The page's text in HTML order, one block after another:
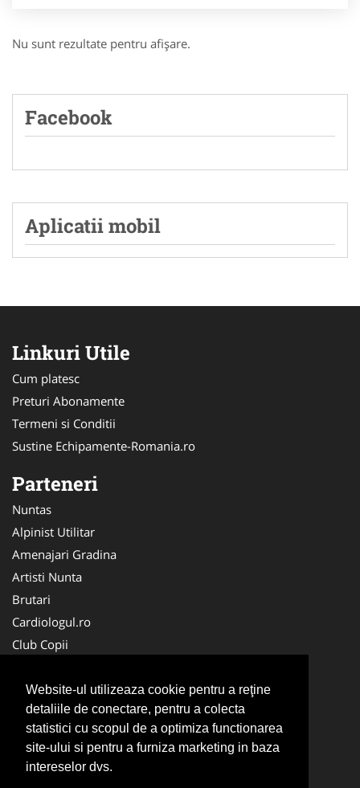
Website-ul utilizeaza cookie pentru a reţine
detaliile de conectare, pentru a colecta
statistici cu scopul de a optimiza functionarea
site-ului si pentru a furniza marketing in baza
intereselor dvs.
Nu sunt rezultate pentru afişare.
Facebook
Aplicatii mobil
Linkuri Utile
Cum platesc
Preturi Abonamente
Termeni si Conditii
Sustine Echipamente-Romania.ro
Parteneri
Nuntas
Alpinist Utilitar
Amenajari Gradina
Artisti Nunta
Brutari
Cardiologul.ro
Club Copii
Ambalaje Romania
Cabinet-Individual.ro
CentruInchirieri.ro
Cursuri Romania